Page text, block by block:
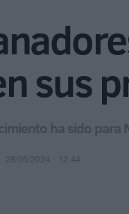
sus
ha sido para
28/05/2024 - 12:44